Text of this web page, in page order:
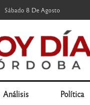
Sábado 8 De Agosto
Análisis Política